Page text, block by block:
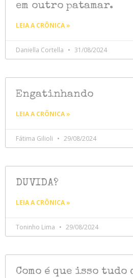
em outro patamar.
LEIA A CRÔNICA »
Daniella Cortella 31/08/2024
Engatinhando
LEIA A CRÔNICA »
Fátima Gilioli 29/08/2024
DUVIDA?
LEIA A CRÔNICA »
Toninho Lima 29/08/2024
Como é que isso tudo